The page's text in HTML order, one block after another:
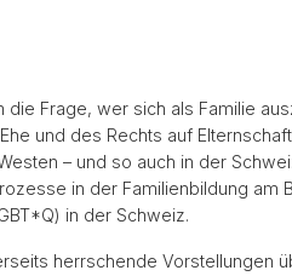
Frage, wer sich als Familie
und des Rechts auf
– und so auch in der
in der Familienbildung am
in der Schweiz.
herrschende Vorstellungen